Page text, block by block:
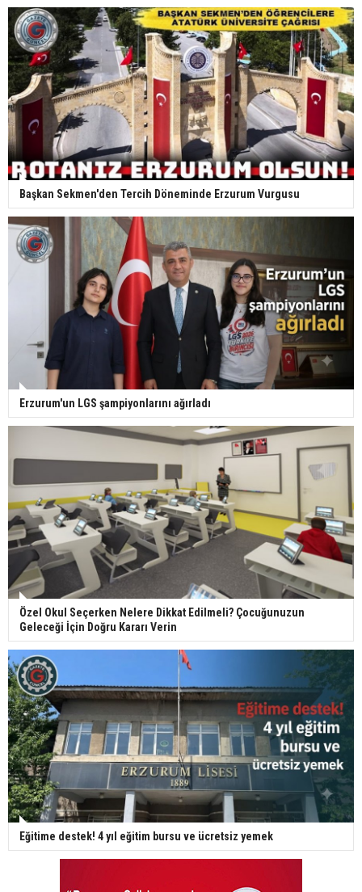
Başkan Sekmen'den Tercih Döneminde Erzurum Vurgusu
Erzurum'un LGS şampiyonlarını ağırladı
Özel Okul Seçerken Nelere Dikkat Edilmeli? Çocuğunuzun
Geleceği İçin Doğru Kararı Verin
Eğitime destek! 4 yıl eğitim bursu ve ücretsiz yemek